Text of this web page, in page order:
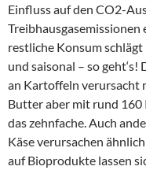
Einfluss auf den CO2-
restliche Konsum
und saisonal – so
an Kartoffeln verursacht
Butter aber mit rund 160
das zehnfache. Auch
Käse verursachen
auf Bioprodukte lassen